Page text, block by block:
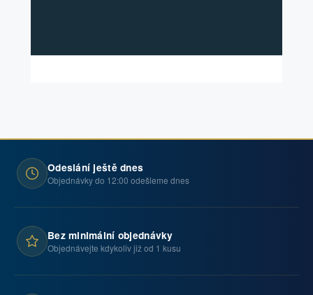
Odeslání ještě dnes
Objednávky do 12:00 odešleme dnes
Bez minimální objednávky
Objednávejte kdykoliv již od 1 kusu